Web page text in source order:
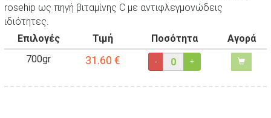
rosehip ως πηγή βιταμίνης C με αντιφλεγμονώδεις
ιδιότητες.
Επιλογές
Τιμή Ποσότητα
Αγορά
700gr
31.60 € - +